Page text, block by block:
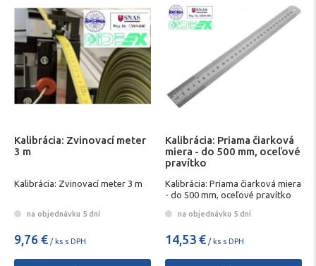
Kalibrácia: Zvinovací meter
3 m
Kalibrácia: Zvinovací meter 3 m
na objednávku 5 dní
9,76 € / ks s DPH
Kalibrácia: Priama čiarková
miera - do 500 mm, oceľové
pravítko
Kalibrácia: Priama čiarková miera
- do 500 mm, oceľové pravítko
na objednávku 5 dní
14,53 € / ks s DPH